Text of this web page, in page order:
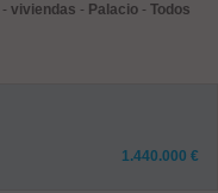
- viviendas - Palacio - Todos
1.440.000 €